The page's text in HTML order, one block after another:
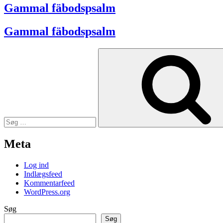
Gammal fäbodspsalm
Gammal fäbodspsalm
Meta
Log ind
Indlægsfeed
Kommentarfeed
WordPress.org
Søg
Søg